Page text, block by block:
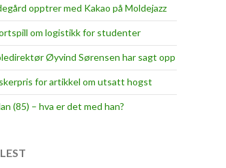
opptrer med Kakao på Moldejazz
om logistikk for studenter
Øyvind Sørensen har sagt opp
for artikkel om utsatt hogst
(85) – hva er det med han?